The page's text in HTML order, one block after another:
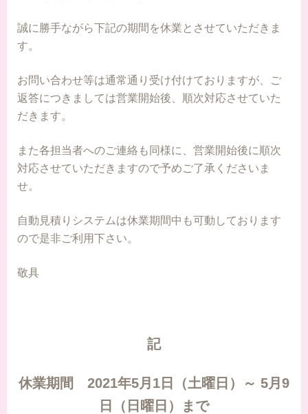
誠に勝手ながら下記の期間を休業とさせていただきま
す。
お問い合わせ等は通常通り受け付けておりますが、ご
返答につきましては営業開始後、順次対応させていた
だきます。
また各担当者へのご連絡も同様に、営業開始後に順次
対応させていただきますので予めご了承くださいま
せ。
自動見積りシステムは休業期間中も可動しております
ので是非ご利用下さい。
敬具
記
休業期間 2021年5月1日（土曜日）～ 5月9
日（日曜日）まで